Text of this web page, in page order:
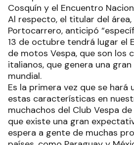
Cosquín y el Encuentro
Al respecto, el titular del área,
Portocarrero, anticipó
13 de octubre tendrá lugar el
de motos Vespa, que son los
italianos, que genera una
mundial.
Es la primera vez que se hará
estas características en
muchachos del Club Vespa
que existe una gran
espera a gente de muchas